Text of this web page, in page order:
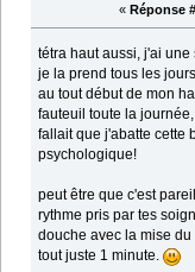
« Réponse
tétra haut aussi, j'ai
je la prend tous les
au tout début de mon
fauteuil toute la
fallait que j'abatte cette
psychologique!
peut être que c'est
rythme pris par tes
douche avec la mise
tout juste 1 minute.